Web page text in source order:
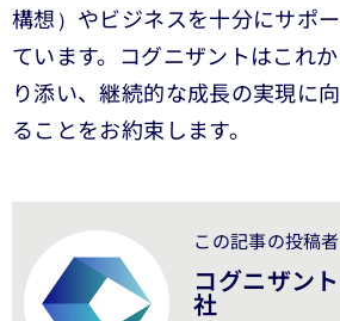
構想）やビジネスを十分にサポ
ています。コグニザントはこれ
り添い、継続的な成長の実現に
ることをお約束します。
この記事の投稿者
コグニザン
社